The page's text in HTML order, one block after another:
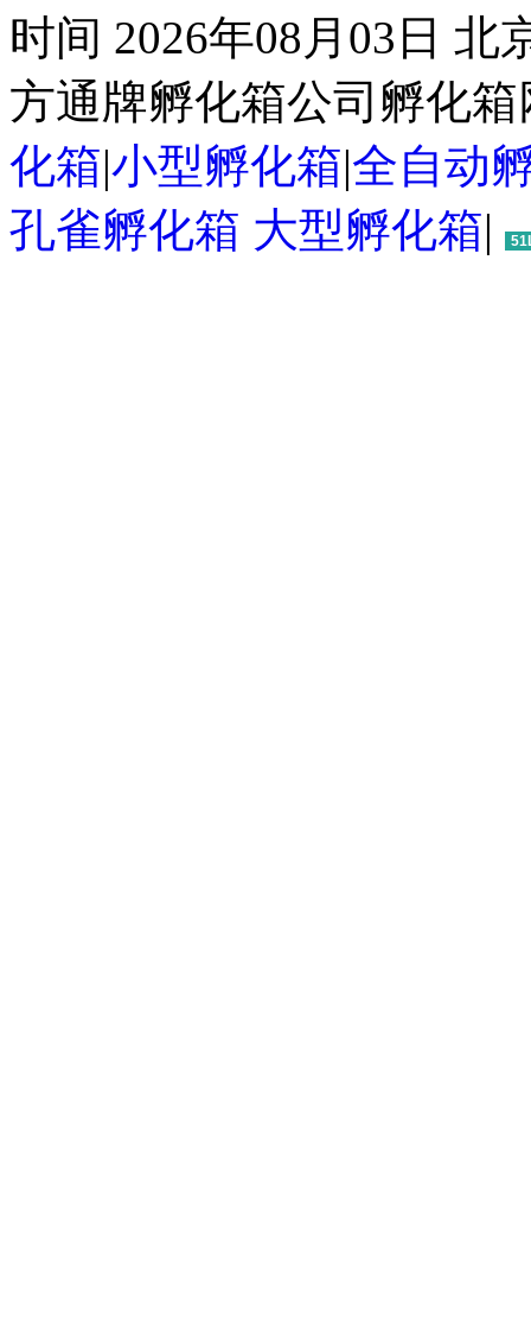
时间 2026年08月03日
方通牌孵化箱公司孵化
化箱|小型孵化箱|全自动
孔雀孵化箱 大型孵化箱|